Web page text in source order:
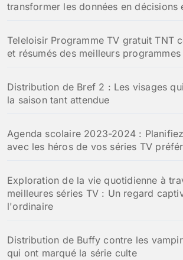
transformer les données en décisions
Teleloisir Programme TV gratuit TNT
et résumés des meilleurs
Distribution de Bref 2 : Les visages
la saison tant attendue
Agenda scolaire 2023-2024 :
avec les héros de vos séries TV
Exploration de la vie quotidienne à
meilleures séries TV : Un regard
l'ordinaire
Distribution de Buffy contre les
qui ont marqué la série culte